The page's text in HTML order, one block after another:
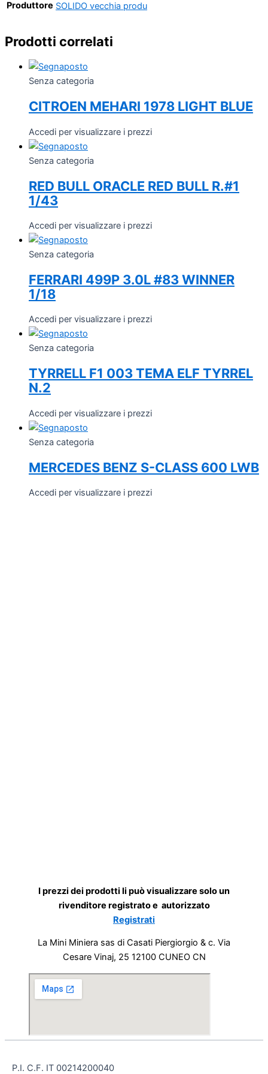
Produttore SOLIDO vecchia produ
Prodotti correlati
Senza categoria
CITROEN MEHARI 1978 LIGHT BLUE
Accedi per visualizzare i prezzi
Senza categoria
RED BULL ORACLE RED BULL R.#1
1/43
Accedi per visualizzare i prezzi
Senza categoria
FERRARI 499P 3.0L #83 WINNER
1/18
Accedi per visualizzare i prezzi
Senza categoria
TYRRELL F1 003 TEMA ELF TYRREL
N.2
Accedi per visualizzare i prezzi
Senza categoria
MERCEDES BENZ S-CLASS 600 LWB
Accedi per visualizzare i prezzi
I prezzi dei prodotti li può visualizzare solo un
rivenditore registrato e autorizzato
Registrati
La Mini Miniera sas di Casati Piergiorgio & c. Via
Cesare Vinaj, 25 12100 CUNEO CN
P.I. C.F. IT 00214200040